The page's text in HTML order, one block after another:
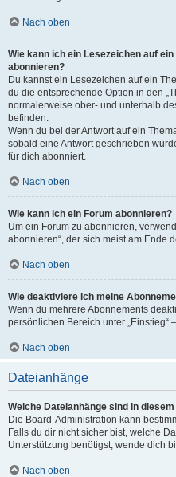
Nach oben
Wie kann ich ein Lesezeichen auf
abonnieren?
Du kannst ein Lesezeichen auf ein
du die entsprechende Option in den
normalerweise ober- und unterhalb
befinden.
Wenn du bei der Antwort auf ein
sobald eine Antwort geschrieben
für dich abonniert.
Nach oben
Wie kann ich ein Forum abonnieren?
Um ein Forum zu abonnieren,
abonnieren“, der sich meist am Ende
Nach oben
Wie deaktiviere ich meine
Wenn du mehrere Abonnements
persönlichen Bereich unter „Einstieg“
Nach oben
Dateianhänge
Welche Dateianhänge sind in
Die Board-Administration kann
Falls du dir nicht sicher bist, welche
Unterstützung benötigst, wende dich
Nach oben